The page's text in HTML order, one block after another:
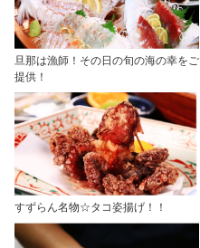
旦那は漁師！その日の旬の海の幸をご
提供！
すずらん名物☆タコ姿揚げ！！